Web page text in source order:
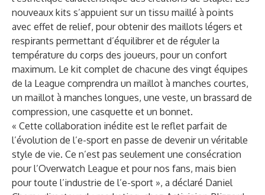
nouveaux kits s’appuient sur un tissu maillé à points
avec effet de relief, pour obtenir des maillots légers et
respirants permettant d’équilibrer et de réguler la
température du corps des joueurs, pour un confort
maximum. Le kit complet de chacune des vingt équipes
de la League comprendra un maillot à manches courtes,
un maillot à manches longues, une veste, un brassard de
compression, une casquette et un bonnet.
« Cette collaboration inédite est le reflet parfait de
l’évolution de l’e-sport en passe de devenir un véritable
style de vie. Ce n’est pas seulement une consécration
pour l’Overwatch League et pour nos fans, mais bien
pour toute l’industrie de l’e-sport », a déclaré Daniel